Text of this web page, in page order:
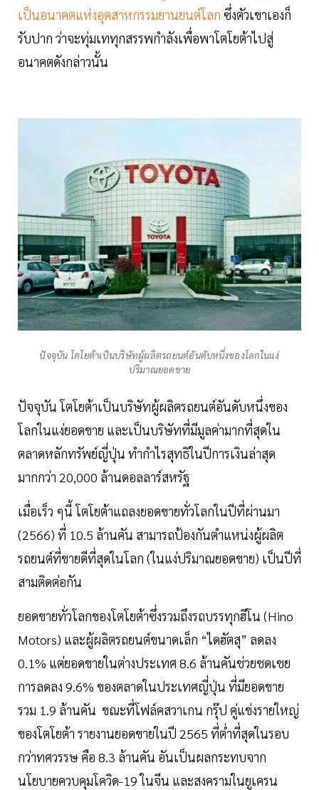
เป็นอนาคตแห่งอุตสาหกรรมยานยนต์โลก ซึ่งตัวเขาเองก็
รับปาก ว่าจะทุ่มเททุกสรรพกำลังเพื่อพาโตโยต้าไปสู่
อนาคตดังกล่าวนั้น
ปัจจุบัน โตโยต้าเป็นบริษัทผู้ผลิตรถยนต์อันดับหนึ่งของโลกในแง่
ปริมาณยอดขาย
ปัจจุบัน โตโยต้าเป็นบริษัทผู้ผลิตรถยนต์อันดับหนึ่งของ
โลกในแง่ยอดขาย และเป็นบริษัทที่มีมูลค่ามากที่สุดใน
ตลาดหลักทรัพย์ญี่ปุ่น ทำกำไรสุทธิในปีการเงินล่าสุด
มากกว่า 20,000 ล้านดอลลาร์สหรัฐ
เมื่อเร็ว ๆนี้ โตโยต้าแถลงยอดขายทั่วโลกในปีที่ผ่านมา
(2566) ที่ 10.5 ล้านคัน สามารถป้องกันตำแหน่งผู้ผลิต
รถยนต์ที่ขายดีที่สุดในโลก (ในแง่ปริมาณยอดขาย) เป็นปีที่
สามติดต่อกัน
ยอดขายทั่วโลกของโตโยต้าซึ่งรวมถึงรถบรรทุกฮีโน (Hino
Motors) และผู้ผลิตรถยนต์ขนาดเล็ก “ไดฮัตสุ” ลดลง
0.1% แต่ยอดขายในต่างประเทศ 8.6 ล้านคันช่วยชดเชย
การลดลง 9.6% ของตลาดในประเทศญี่ปุ่น ที่มียอดขาย
รวม 1.9 ล้านคัน ขณะที่โฟล์คสวาเกน กรุ๊ป คู่แข่งรายใหญ่
ของโตโยต้า รายงานยอดขายในปี 2565 ที่ต่ำที่สุดในรอบ
กว่าทศวรรษ คือ 8.3 ล้านคัน อันเป็นผลกระทบจาก
นโยบายควบคุมโควิด-19 ในจีน และสงครามในยูเครน